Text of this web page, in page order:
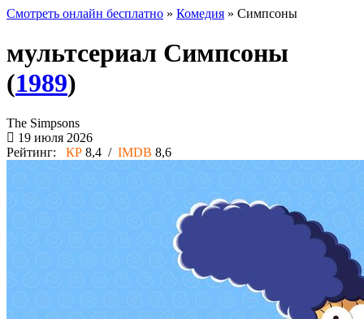
Смотреть онлайн бесплатно » Комедия » Симпсоны
мультсериал Симпсоны
(1989)
The Simpsons
19 июля 2026
Рейтинг: КР 8,4 / IMDB 8,6